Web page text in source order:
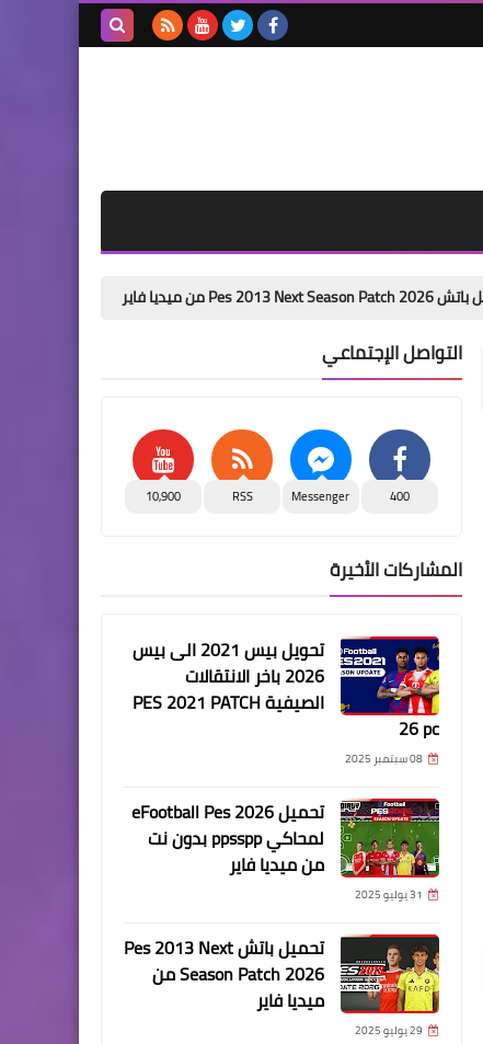
باتش تحويل بيس 6 الى بيس 2026 من ميديا فاير pes 6 next season patch 2026
التواصل الإجتماعي
400
Messenger
RSS
10,900
المشاركات الأخيرة
تحويل بيس 2021 الى بيس
2026 باخر الانتقالات
الصيفية PES 2021 PATCH
26 pc
08 سبتمبر 2025
تحميل eFootball Pes 2026
لمحاكي ppsspp بدون نت
من ميديا فاير
31 يوليو 2025
تحميل باتش Pes 2013 Next
Season Patch 2026 من
ميديا فاير
29 يوليو 2025